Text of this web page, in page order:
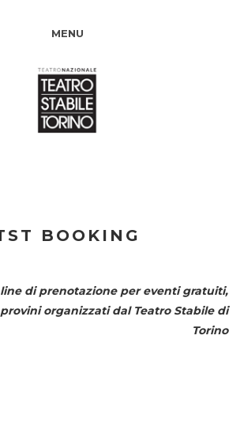
MENU
BOOKING
di prenotazione per eventi gratuiti,
organizzati dal Teatro Stabile di
Torino